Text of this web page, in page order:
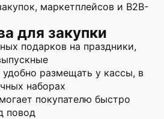
маркетплейсов и B2B-
для закупки
подарков на праздники,
размещать у кассы, в
наборах
покупателю быстро
повод